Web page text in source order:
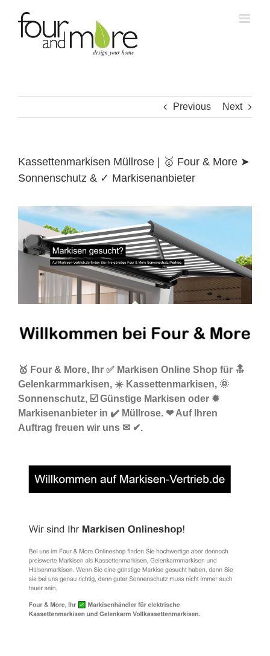
content
Previous Next
Kassettenmarkisen Müllrose | 🥇 Four & More ➤
Sonnenschutz & ✓ Markisenanbieter
🥇 Four & More, Ihr ✅ Markisen Online Shop für 🔝
Gelenkarmmarkisen, ☀️ Kassettenmarkisen, 🌞
Sonnenschutz, ☑️ Günstige Markisen oder ✹
Markisenanbieter in ✔️ Müllrose. ❤ Auf Ihren
Auftrag freuen wir uns ✉ ✔.